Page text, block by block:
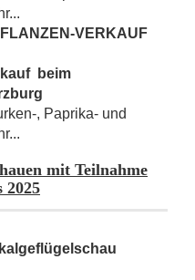
VERKAUF
beim
, Paprika- und
mit Teilnahme
2025